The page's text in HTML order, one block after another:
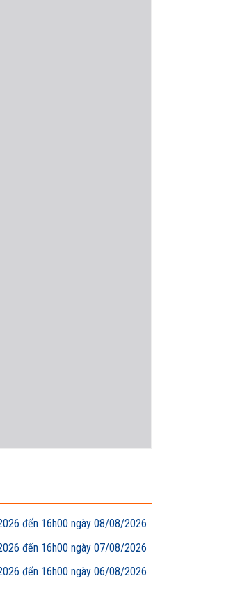
đến 16h00 ngày 08/08/2026
đến 16h00 ngày 07/08/2026
đến 16h00 ngày 06/08/2026